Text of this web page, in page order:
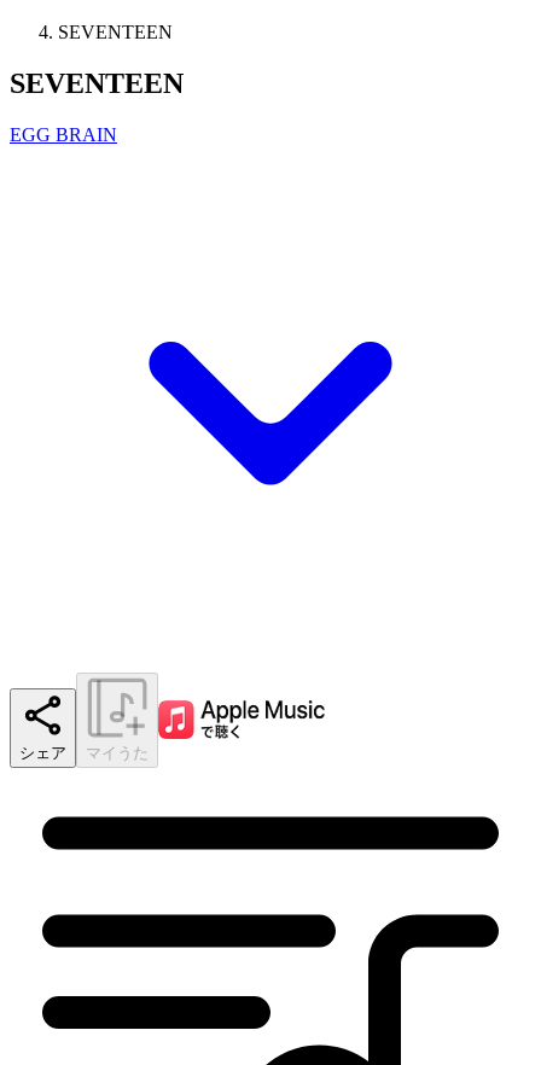
SEVENTEEN
SEVENTEEN
EGG BRAIN
シェア マイうた